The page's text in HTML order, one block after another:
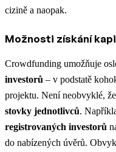
cizině a naopak​.
Možnosti získání
Crowdfunding umožňuje
investorů – v podstatě
projektu. Není neobvyklé,
stovky jednotlivců.
registrovaných investorů
do nabízených úvěrů.